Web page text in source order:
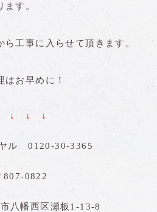
す。
ら工事に入らせて頂きます。
はお早めに！
↓ ↓ ↓
ル 0120-30-3365
807-0822
八幡西区瀬板1-13-8